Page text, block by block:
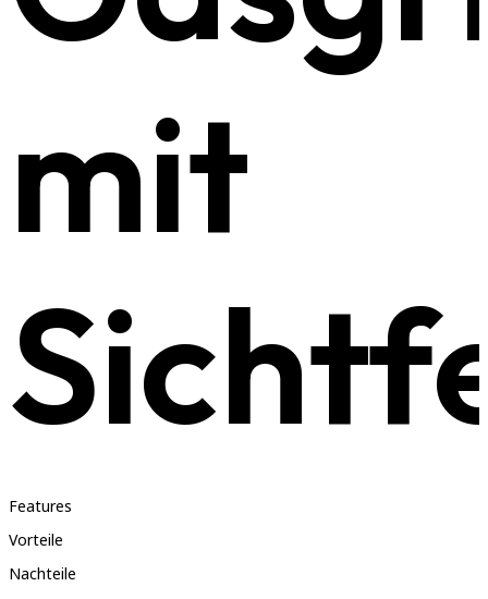
mit
Features
Vorteile
Nachteile